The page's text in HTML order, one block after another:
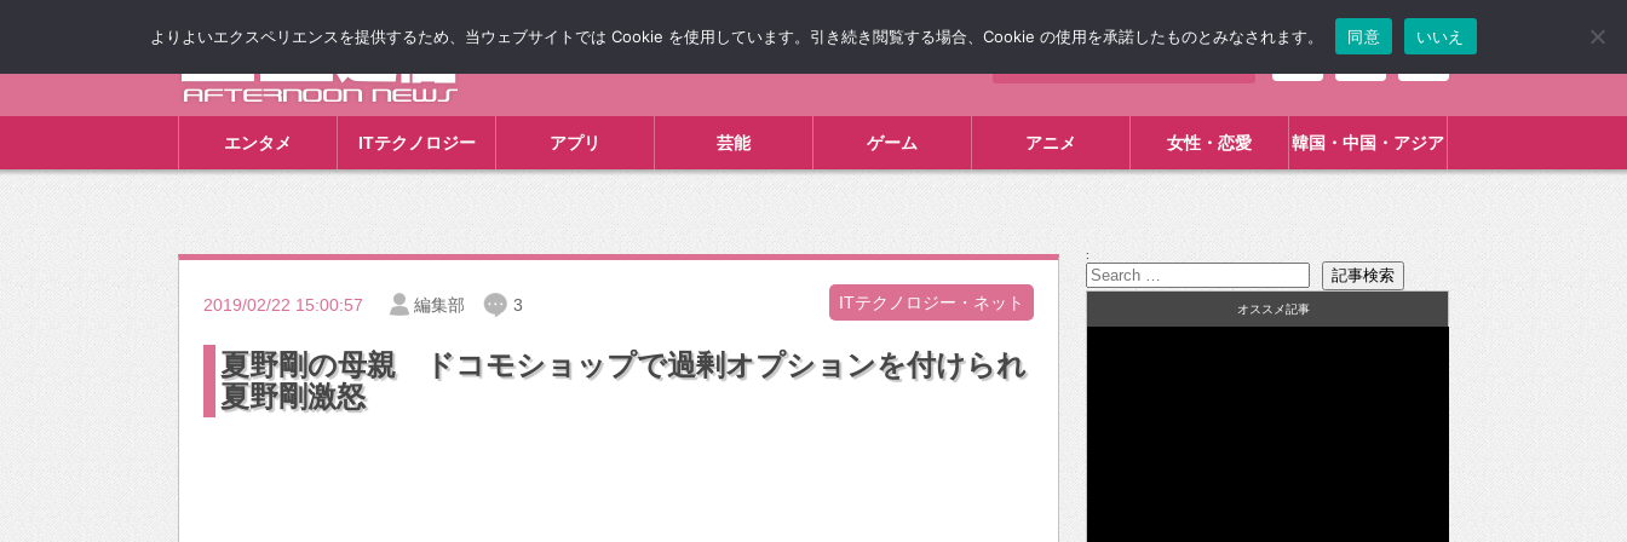
エンタメ ITテクノロジー アプリ 芸能 ゲーム アニメ 女性・恋愛 韓国・中国・アジア
2019/02/22 15:00:57 編集部 3 ITテクノロジー・ネット
夏野剛の母親 ドコモショップで過剰オプションを付けられ
夏野剛激怒
:
オススメ記事
よりよいエクスペリエンスを提供するため、当ウェブサイトでは Cookie を使用しています。引き続き閲覧する場合、Cookie の使用を承諾したものとみなされます。 同意 いいえ